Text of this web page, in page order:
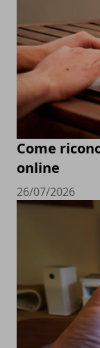
Come
online
26/07/2026